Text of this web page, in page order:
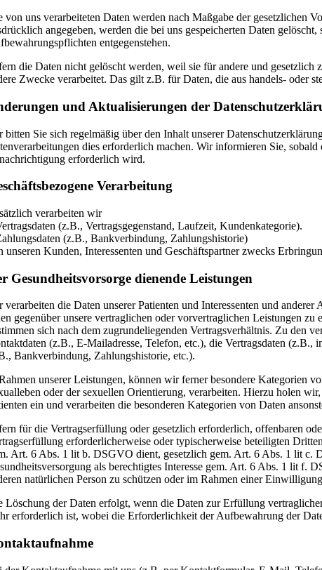
von uns verarbeiteten Daten werden nach Maßgabe der gesetzlichen
angegeben, werden die bei uns gespeicherten Daten
entgegenstehen.
die Daten nicht gelöscht werden, weil sie für andere und
Zwecke verarbeitet. Das gilt z.B. für Daten, die aus handels- oder
und Aktualisierungen der
bitten Sie sich regelmäßig über den Inhalt unserer
dies erforderlich machen. Wir informieren Sie,
erforderlich wird.
Verarbeitung
verarbeiten wir
(z.B., Vertragsgegenstand, Laufzeit, Kundenkategorie).
(z.B., Bankverbindung, Zahlungshistorie)
unseren Kunden, Interessenten und Geschäftspartner zwecks
Gesundheitsvorsorge dienende Leistungen
verarbeiten die Daten unserer Patienten und Interessenten und
gegenüber unsere vertraglichen oder vorvertraglichen Leistungen
sich nach dem zugrundeliegenden Vertragsverhältnis. Zu den
(z.B., E-Mailadresse, Telefon, etc.), die Vertragsdaten
Bankverbindung, Zahlungshistorie, etc.).
unserer Leistungen, können wir ferner besondere Kategorien
oder der sexuellen Orientierung, verarbeiten. Hierzu holen
ein und verarbeiten die besonderen Kategorien von Daten
für die Vertragserfüllung oder gesetzlich erforderlich, offenbaren
erforderlicherweise oder typischerweise beteiligten
Art. 6 Abs. 1 lit b. DSGVO dient, gesetzlich gem. Art. 6 Abs. 1 lit c.
als berechtigtes Interesse gem. Art. 6 Abs. 1 lit
natürlichen Person zu schützen oder im Rahmen einer
Löschung der Daten erfolgt, wenn die Daten zur Erfüllung
erforderlich ist, wobei die Erforderlichkeit der Aufbewahrung der